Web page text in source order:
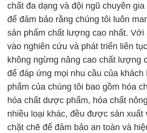
chất đa dạng và đội ngũ chuyên
để đảm bảo rằng chúng tôi luôn
sản phẩm chất lượng cao nhất. Với
vào nghiên cứu và phát triển liên
không ngừng nâng cao chất lượng
để đáp ứng mọi nhu cầu của khách
phẩm của chúng tôi bao gồm hóa
hóa chất dược phẩm, hóa chất
nhiều loại khác, đều được sản xuất
chặt chẽ để đảm bảo an toàn và